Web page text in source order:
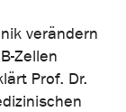
verändern
Zellen
Prof. Dr.